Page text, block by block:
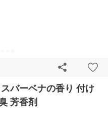
バーベナの香り 付け
芳香剤